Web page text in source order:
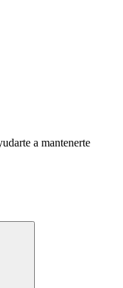
a mantenerte